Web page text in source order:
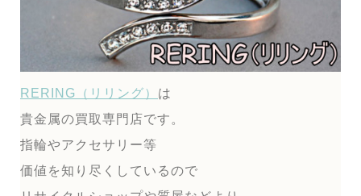
RERING（リリング） は
貴金属の買取専門店です。
指輪やアクセサリー等
価値を知り尽くしているので